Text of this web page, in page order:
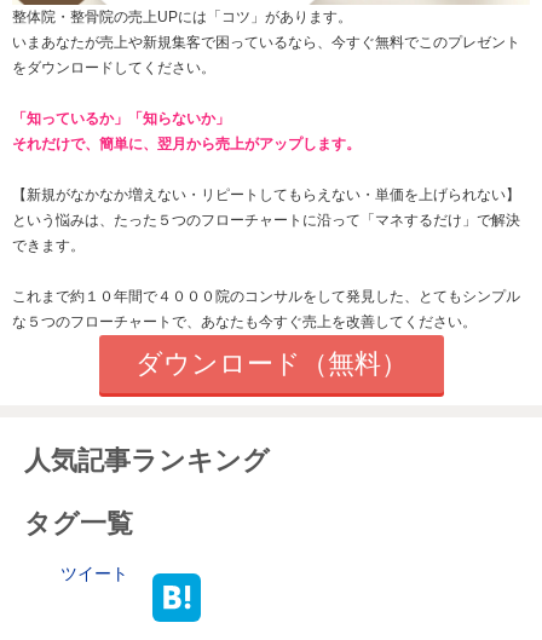
整体院・整骨院の売上UPには「コツ」があります。
いまあなたが売上や新規集客で困っているなら、今すぐ無料でこのプレゼント
をダウンロードしてください。
「知っているか」「知らないか」
それだけで、簡単に、翌月から売上がアップします。
【新規がなかなか増えない・ リピートしてもらえない ・単価を上げられない】
という悩みは、たった ５つのフローチャートに沿って「マネするだけ」で解決
できます。
これまで約１０年間で４０００院のコンサルをして発見した、とてもシンプル
な５つのフローチャートで、あなたも今すぐ売上を改善してください。
ダウンロード（無料）
人気記事ランキング
タグ一覧
ツイート